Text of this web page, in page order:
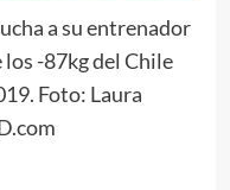
a su entrenador
los -87kg del Chile
Foto: Laura